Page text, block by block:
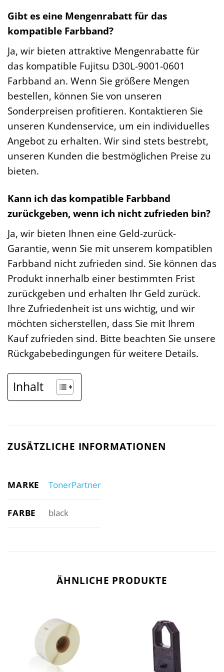
Gibt es eine Mengenrabatt für das
kompatible Farbband?
Ja, wir bieten attraktive Mengenrabatte für
das kompatible Fujitsu D30L-9001-0601
Farbband an. Wenn Sie größere Mengen
bestellen, können Sie von unseren
Sonderpreisen profitieren. Kontaktieren Sie
unseren Kundenservice, um ein individuelles
Angebot zu erhalten. Wir sind stets bestrebt,
unseren Kunden die bestmöglichen Preise zu
bieten.
Kann ich das kompatible Farbband
zurückgeben, wenn ich nicht zufrieden bin?
Ja, wir bieten Ihnen eine Geld-zurück-
Garantie, wenn Sie mit unserem kompatiblen
Farbband nicht zufrieden sind. Sie können das
Produkt innerhalb einer bestimmten Frist
zurückgeben und erhalten Ihr Geld zurück.
Ihre Zufriedenheit ist uns wichtig, und wir
möchten sicherstellen, dass Sie mit Ihrem
Kauf zufrieden sind. Bitte beachten Sie unsere
Rückgabebedingungen für weitere Details.
Inhalt
ZUSÄTZLICHE INFORMATIONEN
MARKE TonerPartner
FARBE black
ÄHNLICHE PRODUKTE